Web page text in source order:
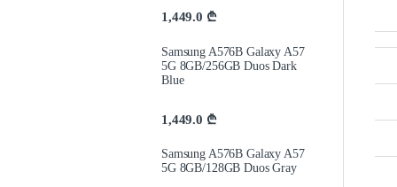
1,449.0 ₾
Samsung A576B Galaxy A57
5G 8GB/256GB Duos Dark
Blue
1,449.0 ₾
Samsung A576B Galaxy A57
5G 8GB/128GB Duos Gray